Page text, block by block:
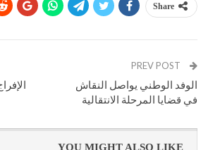
Share
الوفد الوطني يواصل النقاش
في قضايا المرحلة الانتقالية
YOU MIGHT ALSO LIKE